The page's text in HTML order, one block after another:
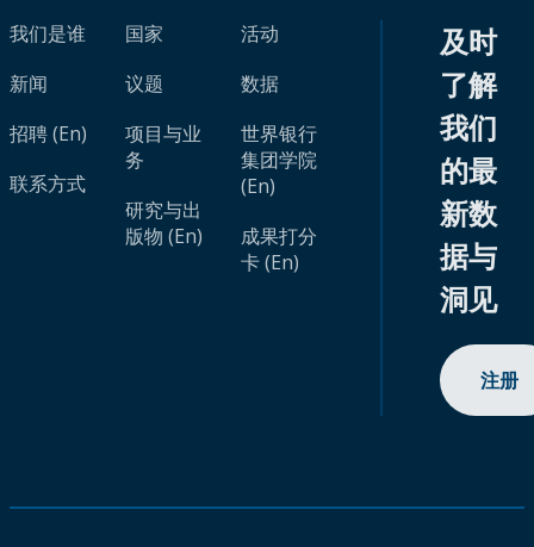
我们是谁
新闻
招聘 (En)
联系方式
国家
议题
项目与业
务
研究与出
版物 (En)
活动
数据
世界银行
集团学院
(En)
成果打分
卡 (En)
及时
了解
我们
的最
新数
据与
洞见
注册